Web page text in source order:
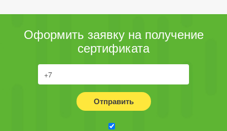
Оформить заявку на получение
сертификата
Отправить